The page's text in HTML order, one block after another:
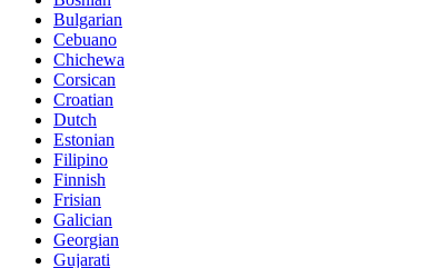
Bulgarian
Cebuano
Chichewa
Corsican
Croatian
Dutch
Estonian
Filipino
Finnish
Frisian
Galician
Georgian
Gujarati